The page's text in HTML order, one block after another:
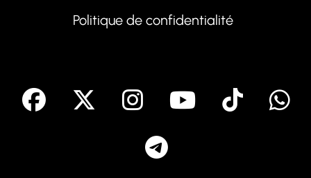
Politique de confidentialité
facebook Instagram
Youtube
Tik